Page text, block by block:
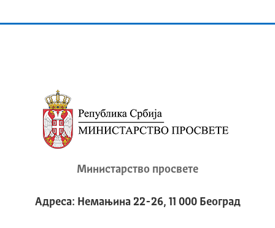
Министарство просвете
Адреса: Немањина 22-26, 11 000 Београд